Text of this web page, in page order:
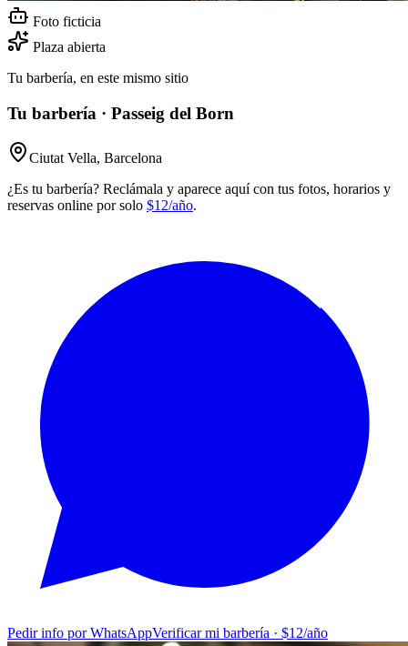
Foto ficticia
Plaza abierta
Tu barbería, en este mismo sitio
Tu barbería · Passeig del Born
Ciutat Vella, Barcelona
¿Es tu barbería? Reclámala y aparece aquí con tus fotos, horarios y
reservas online por solo $12/año.
Pedir info por WhatsAppVerificar mi barbería · $12/año